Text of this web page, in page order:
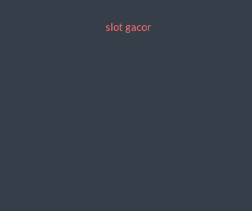
slot gacor